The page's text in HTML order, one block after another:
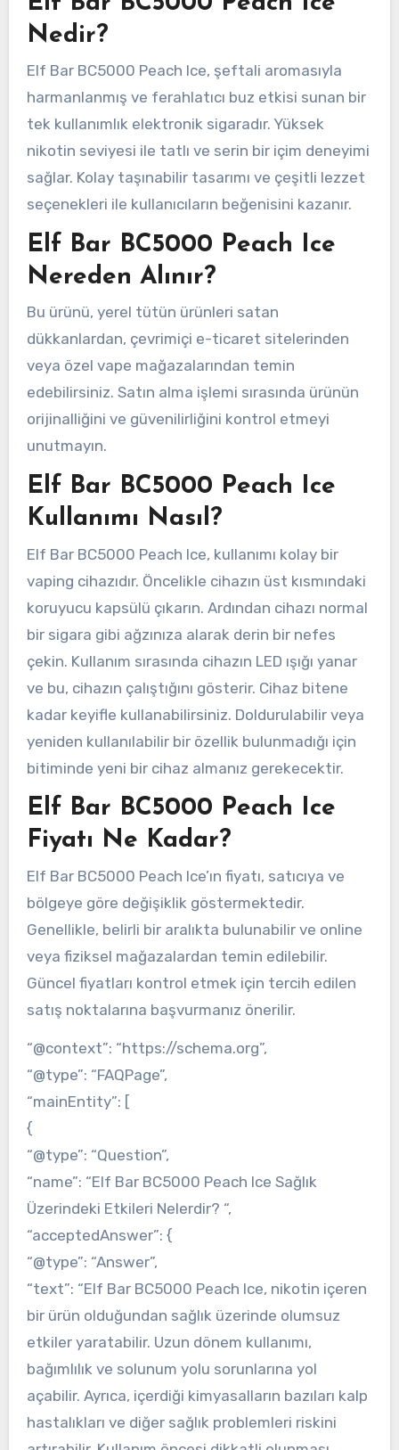
Nedir?
Elf Bar BC5000 Peach Ice, şeftali aromasıyla
harmanlanmış ve ferahlatıcı buz etkisi sunan bir
tek kullanımlık elektronik sigaradır. Yüksek
nikotin seviyesi ile tatlı ve serin bir içim deneyimi
sağlar. Kolay taşınabilir tasarımı ve çeşitli lezzet
seçenekleri ile kullanıcıların beğenisini kazanır.
Elf Bar BC5000 Peach Ice
Nereden Alınır?
Bu ürünü, yerel tütün ürünleri satan
dükkanlardan, çevrimiçi e-ticaret sitelerinden
veya özel vape mağazalarından temin
edebilirsiniz. Satın alma işlemi sırasında ürünün
orijinalliğini ve güvenilirliğini kontrol etmeyi
unutmayın.
Elf Bar BC5000 Peach Ice
Kullanımı Nasıl?
Elf Bar BC5000 Peach Ice, kullanımı kolay bir
vaping cihazıdır. Öncelikle cihazın üst kısmındaki
koruyucu kapsülü çıkarın. Ardından cihazı normal
bir sigara gibi ağzınıza alarak derin bir nefes
çekin. Kullanım sırasında cihazın LED ışığı yanar
ve bu, cihazın çalıştığını gösterir. Cihaz bitene
kadar keyifle kullanabilirsiniz. Doldurulabilir veya
yeniden kullanılabilir bir özellik bulunmadığı için
bitiminde yeni bir cihaz almanız gerekecektir.
Elf Bar BC5000 Peach Ice
Fiyatı Ne Kadar?
Elf Bar BC5000 Peach Ice’ın fiyatı, satıcıya ve
bölgeye göre değişiklik göstermektedir.
Genellikle, belirli bir aralıkta bulunabilir ve online
veya fiziksel mağazalardan temin edilebilir.
Güncel fiyatları kontrol etmek için tercih edilen
satış noktalarına başvurmanız önerilir.
“@context”: “https://schema.org”,
“@type”: “FAQPage”,
“mainEntity”: [
{
“@type”: “Question”,
“name”: “Elf Bar BC5000 Peach Ice Sağlık
Üzerindeki Etkileri Nelerdir? “,
“acceptedAnswer”: {
“@type”: “Answer”,
“text”: “Elf Bar BC5000 Peach Ice, nikotin içeren
bir ürün olduğundan sağlık üzerinde olumsuz
etkiler yaratabilir. Uzun dönem kullanımı,
bağımlılık ve solunum yolu sorunlarına yol
açabilir. Ayrıca, içerdiği kimyasalların bazıları kalp
hastalıkları ve diğer sağlık problemleri riskini